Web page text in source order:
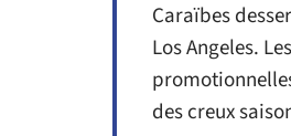
Caraïbes
Los Angeles.
des creux